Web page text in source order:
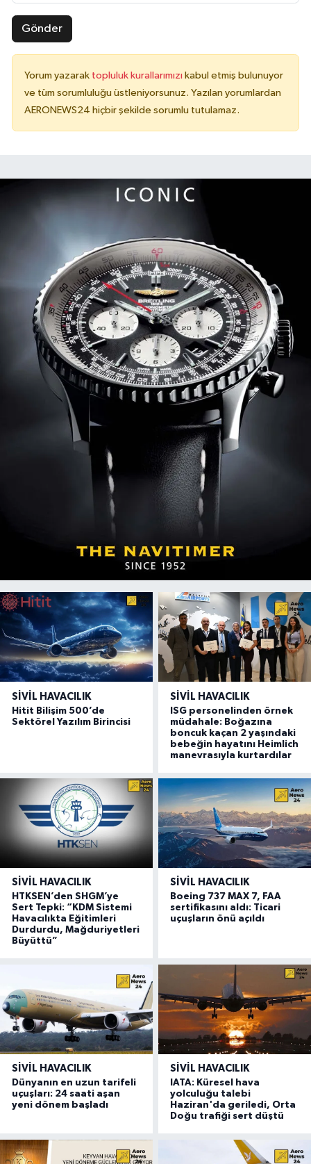
Gönder
Yorum yazarak topluluk kurallarımızı kabul etmiş bulunuyor
ve tüm sorumluluğu üstleniyorsunuz. Yazılan yorumlardan
AERONEWS24 hiçbir şekilde sorumlu tutulamaz.
SIVIL HAVACILIK
Hitit Bilişim 500’de
Sektörel Yazılım Birincisi
SIVIL HAVACILIK
ISG personelinden örnek
müdahale: Boğazına
boncuk kaçan 2 yaşındaki
bebeğin hayatını Heimlich
manevrasıyla kurtardılar
SIVIL HAVACILIK
HTKSEN’den SHGM’ye
Sert Tepki: “KDM Sistemi
Havacılıkta Eğitimleri
Durdurdu, Mağduriyetleri
Büyüttü”
SIVIL HAVACILIK
Boeing 737 MAX 7, FAA
sertifikasını aldı: Ticari
uçuşların önü açıldı
SIVIL HAVACILIK
Dünyanın en uzun tarifeli
uçuşları: 24 saati aşan
yeni dönem başladı
SIVIL HAVACILIK
IATA: Küresel hava
yolculuğu talebi
Haziran'da geriledi, Orta
Doğu trafiği sert düştü